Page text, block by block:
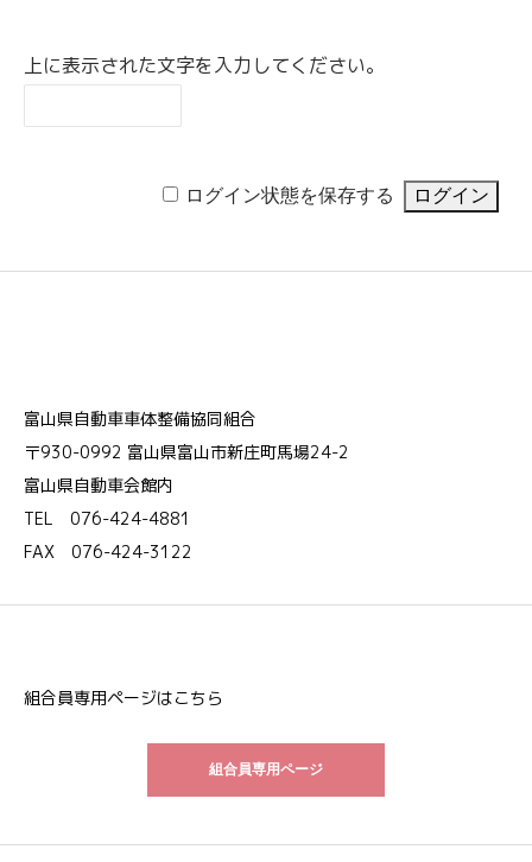
上に表示された文字を入力してください。
ログイン状態を保存する
富山県自動車車体整備協同組合
〒930-0992 富山県富山市新庄町馬場24-2
富山県自動車会館内
TEL 076-424-4881
FAX 076-424-3122
組合員専用ページはこちら
組合員専用ページ